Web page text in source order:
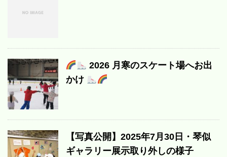
2026 月寒のスケート場へお出
かけ
【写真公開】2025年7月30日・琴似
ギャラリー展示取り外しの様子